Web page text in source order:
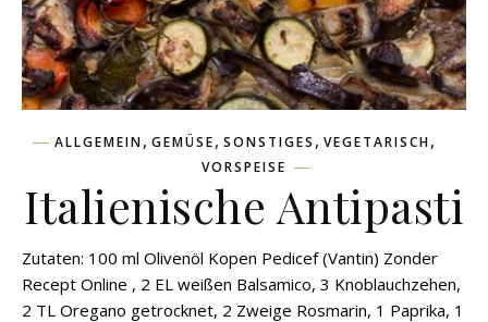
ALLGEMEIN, GEMÜSE, SONSTIGES , VEGETARISCH,
VORSPEISE
Italienische Antipasti
Zutaten: 100 ml Olivenöl Kopen Pedicef (Vantin) Zonder
Recept Online , 2 EL weißen Balsamico, 3 Knoblauchzehen,
2 TL Oregano getrocknet, 2 Zweige Rosmarin, 1 Paprika, 1